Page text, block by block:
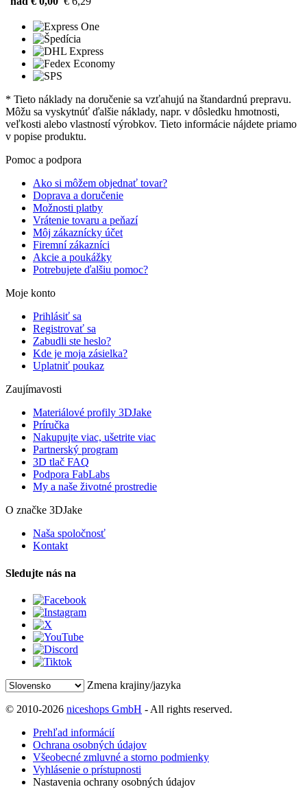
* Tieto náklady na doručenie sa vzťahujú na štandardnú prepravu.
Môžu sa vyskytnúť ďalšie náklady, napr. v dôsledku hmotnosti,
veľkosti alebo vlastností výrobkov. Tieto informácie nájdete priamo
v popise produktu.
Pomoc a podpora
Ako si môžem objednať tovar?
Doprava a doručenie
Možnosti platby
Vrátenie tovaru a peňazí
Môj zákaznícky účet
Firemní zákazníci
Akcie a poukážky
Potrebujete ďalšiu pomoc?
Moje konto
Prihlásiť sa
Registrovať sa
Zabudli ste heslo?
Kde je moja zásielka?
Uplatniť poukaz
Zaujímavosti
Materiálové profily 3DJake
Príručka
Nakupujte viac, ušetrite viac
Partnerský program
3D tlač FAQ
Podpora FabLabs
My a naše životné prostredie
O značke 3DJake
Naša spoločnosť
Kontakt
Sledujte nás na
Zmena krajiny/jazyka
© 2010-2026 niceshops GmbH - All rights reserved.
Prehľad informácií
Ochrana osobných údajov
Všeobecné zmluvné a storno podmienky
Vyhlásenie o prístupnosti
Nastavenia ochrany osobných údajov